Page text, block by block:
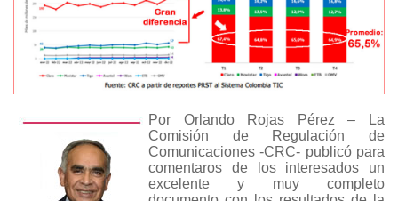
Por Orlando Rojas Pérez – La
Comisión de Regulación de
Comunicaciones -CRC- publicó para
comentaros de los interesados un
excelente y muy completo